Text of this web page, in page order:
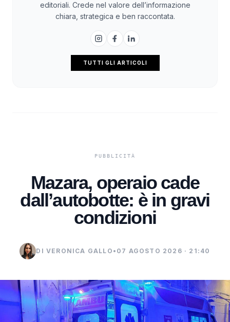
editoriali. Crede nel valore dell’informazione
chiara, strategica e ben raccontata.
TUTTI GLI ARTICOLI
Mazara, operaio cade
dall’autobotte: è in gravi
condizioni
DI VERONICA GALLO • 07 AGOSTO 2026 · 21:40